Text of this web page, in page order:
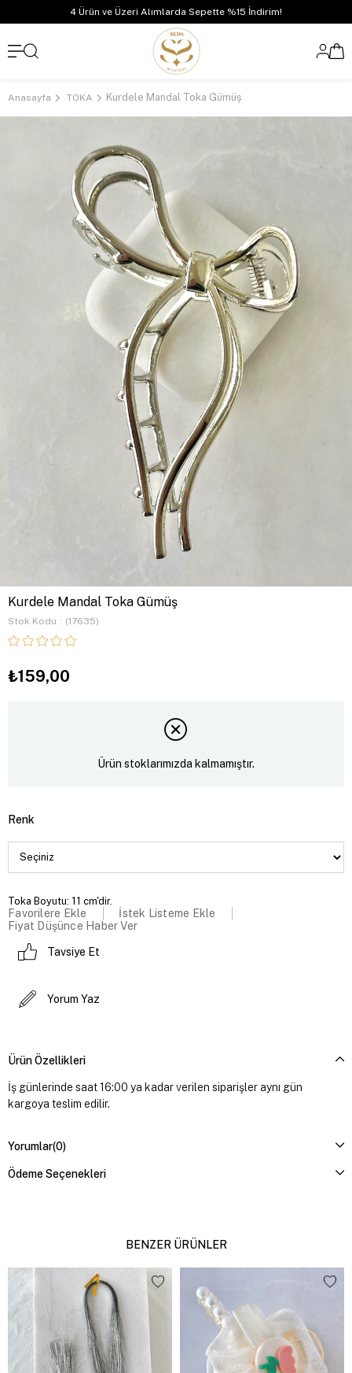
4 Ürün ve Üzeri Alımlarda Sepette %15 İndirim!
Anasayfa TOKA Kurdele Mandal Toka Gümüş
Kurdele Mandal Toka Gümüş
Stok Kodu (17635)
₺159,00
Ürün stoklarımızda kalmamıştır.
Renk
Toka Boyutu: 11 cm'dir.
Favorilere Ekle
İstek Listeme Ekle
Fiyat Düşünce Haber Ver
Tavsiye Et
Yorum Yaz
Ürün Özellikleri
İş günlerinde saat 16:00 ya kadar verilen siparişler aynı gün
kargoya teslim edilir.
Yorumlar(0)
Ödeme Seçenekleri
BENZER ÜRÜNLER